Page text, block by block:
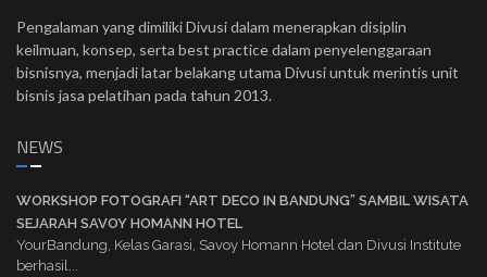
Pengalaman yang dimiliki Divusi dalam menerapkan disiplin
keilmuan, konsep, serta best practice dalam penyelenggaraan
bisnisnya, menjadi latar belakang utama Divusi untuk merintis unit
bisnis jasa pelatihan pada tahun 2013.
NEWS
WORKSHOP FOTOGRAFI “ART DECO IN BANDUNG” SAMBIL WISATA
SEJARAH SAVOY HOMANN HOTEL
YourBandung, Kelas Garasi, Savoy Homann Hotel dan Divusi Institute
berhasil...